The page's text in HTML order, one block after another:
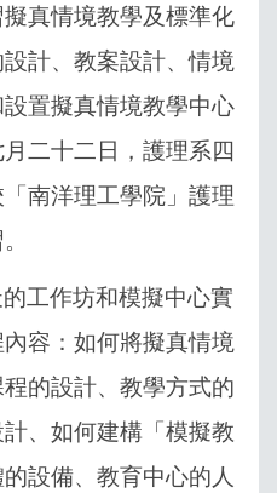
真情境教學及標準化
計、教案設計、情境
置擬真情境教學中心
月二十二日，護理系四
南洋理工學院」護理
工作坊和模擬中心實
容：如何將擬真情境
的設計、教學方式的
、如何建構「模擬教
設備、教育中心的人